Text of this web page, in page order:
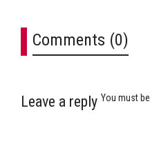
Comments (0)
Leave a reply You must be